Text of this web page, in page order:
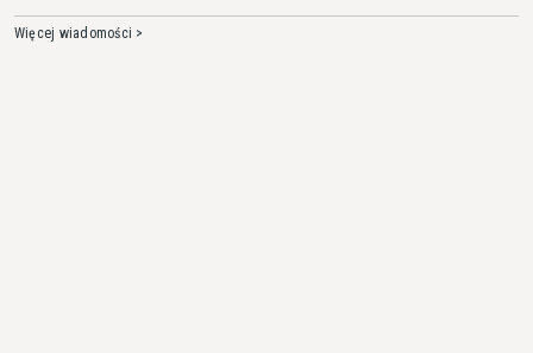
Więcej wiadomości >